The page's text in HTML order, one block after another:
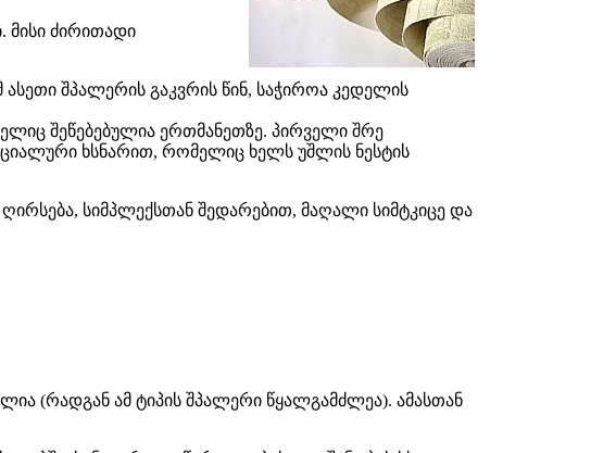
მისი ძირითადი
შპალერის გაკვრის წინ, საჭიროა კედელის
შეწებებულია ერთმანეთზე. პირველი შრე
ხსნარით, რომელიც ხელს უშლის ნესტის
სიმპლექსთან შედარებით, მაღალი სიმტკიცე და
(რადგან ამ ტიპის შპალერი წყალგამძლეა). ამასთან